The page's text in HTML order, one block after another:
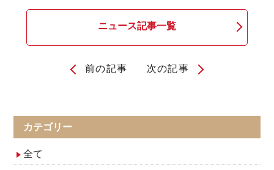
ニュース記事一覧
ナ
ビ
前の記事 次の記事
カテゴリー
全て